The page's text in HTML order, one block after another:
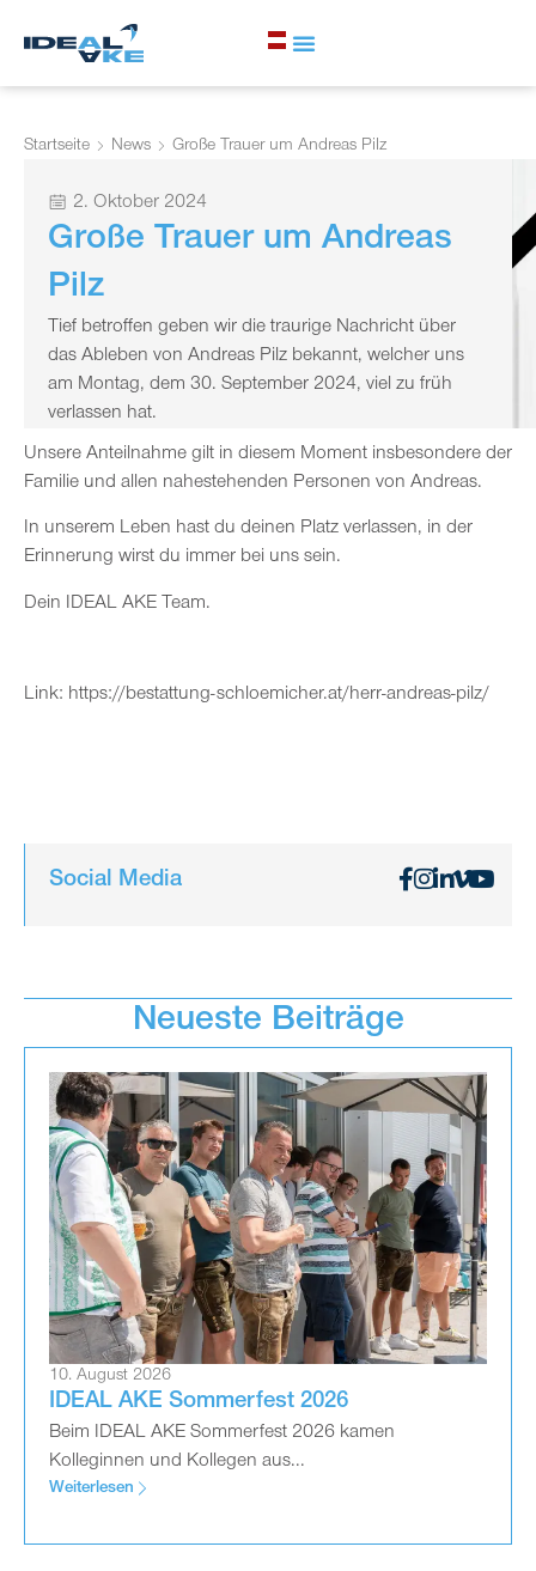
Startseite News Große Trauer um Andreas Pilz
2. Oktober 2024
Große Trauer um Andreas
Pilz
Tief betroffen geben wir die traurige Nachricht über
das Ableben von Andreas Pilz bekannt, welcher uns
am Montag, dem 30. September 2024, viel zu früh
verlassen hat.
Unsere Anteilnahme gilt in diesem Moment insbesondere der
Familie und allen nahestehenden Personen von Andreas.
In unserem Leben hast du deinen Platz verlassen, in der
Erinnerung wirst du immer bei uns sein.
Dein IDEAL AKE Team.
Link: https://bestattung-schloemicher.at/herr-andreas-pilz/
Social Media
Neueste Beiträge
10. August 2026
IDEAL AKE Sommerfest 2026
Beim IDEAL AKE Sommerfest 2026 kamen
Kolleginnen und Kollegen aus...
Weiterlesen